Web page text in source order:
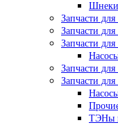
Шнеки
Запчасти
Запчасти для
Запчасти
Запчасти для
Запчасти
ТЭНы